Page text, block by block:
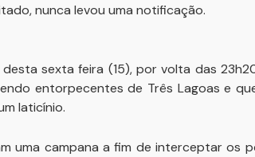
nunca levou uma notificação.
sexta feira (15), por volta das
entorpecentes de Três Lagoas e
laticínio.
uma campana a fim de interceptar os